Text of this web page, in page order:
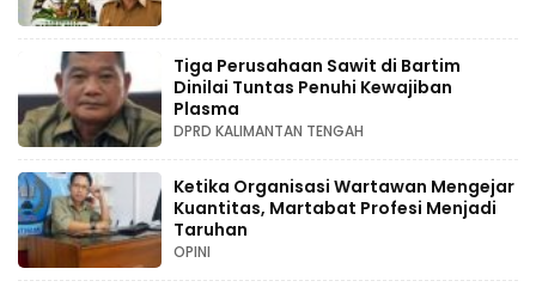
Tiga Perusahaan Sawit di Bartim
Dinilai Tuntas Penuhi Kewajiban
Plasma
DPRD KALIMANTAN TENGAH
Ketika Organisasi Wartawan Mengejar
Kuantitas, Martabat Profesi Menjadi
Taruhan
OPINI